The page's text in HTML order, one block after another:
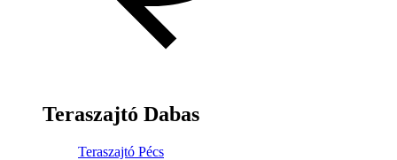
Teraszajtó Dabas
Teraszajtó Pécs